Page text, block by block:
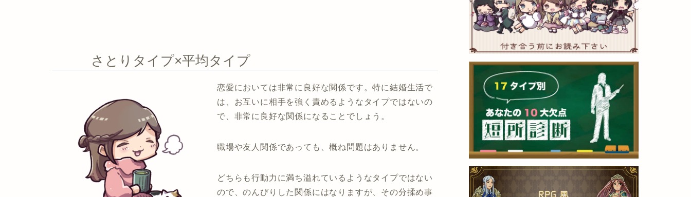
さとりタイプ×平均タイプ
恋愛においては非常に良好な関係です。特に結婚生活で
は、お互いに相手を強く責めるようなタイプではないの
で、非常に良好な関係になることでしょう。
職場や友人関係であっても、概ね問題はありません。
どちらも行動力に満ち溢れているようなタイプではない
ので、のんびりした関係にはなりますが、その分揉め事